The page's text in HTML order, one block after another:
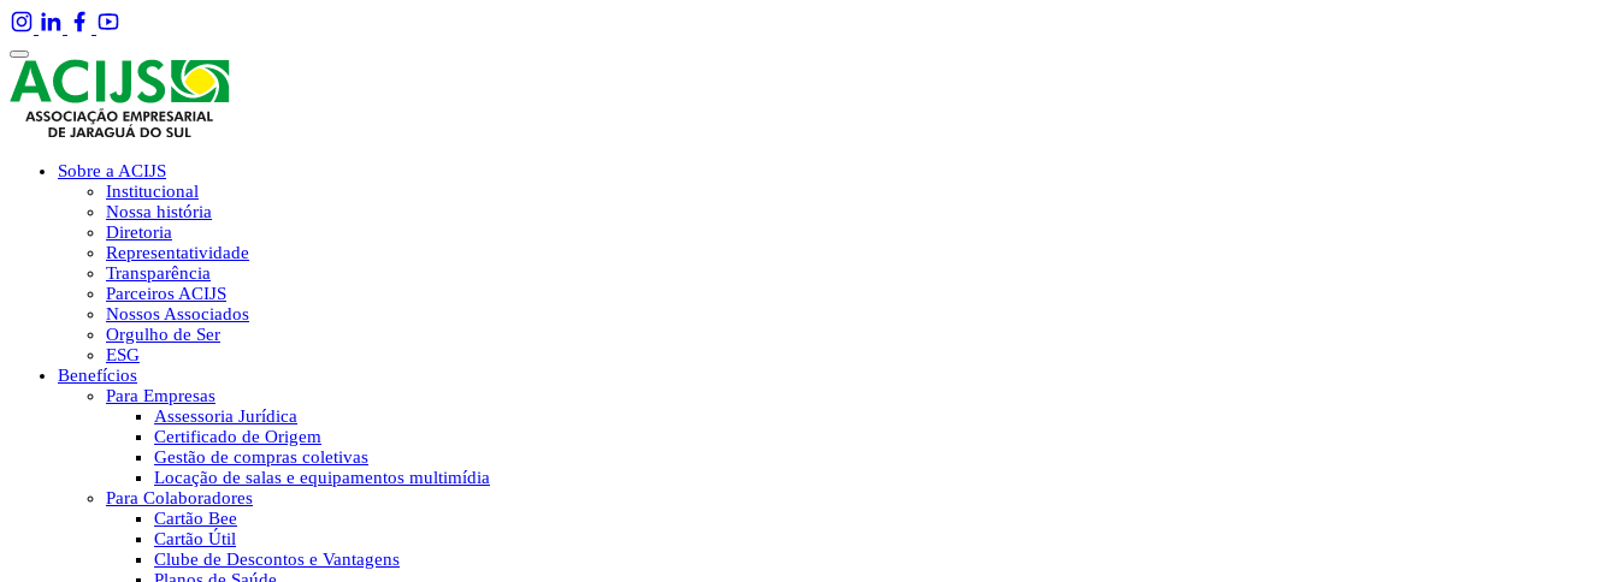
Sobre a ACIJS
Institucional
Nossa história
Diretoria
Representatividade
Transparência
Parceiros ACIJS
Nossos Associados
Orgulho de Ser
ESG
Benefícios
Para Empresas
Assessoria Jurídica
Certificado de Origem
Gestão de compras coletivas
Locação de salas e equipamentos multimídia
Para Colaboradores
Cartão Bee
Cartão Útil
Clube de Descontos e Vantagens